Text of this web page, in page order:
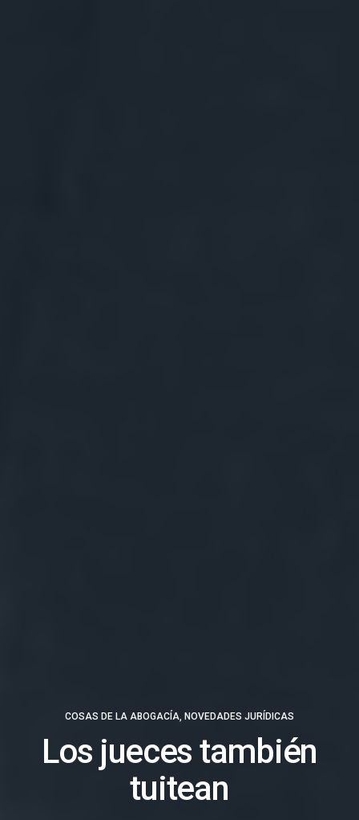
COSAS DE LA ABOGACÍA NOVEDADES JURÍDICAS
Los jueces también
tuitean